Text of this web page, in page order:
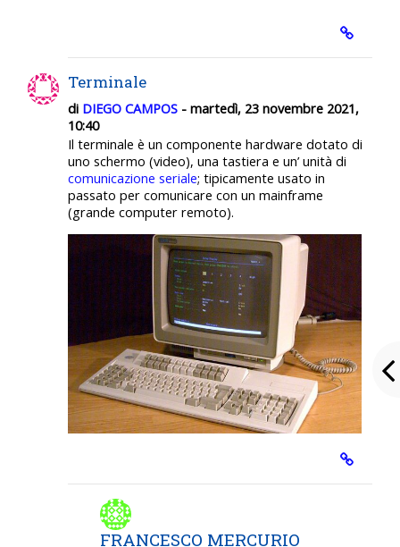
Terminale
di DIEGO CAMPOS - martedì, 23 novembre 2021,
10:40
Il terminale è un componente hardware dotato di
uno schermo (video), una tastiera e un’ unità di
comunicazione seriale; tipicamente usato in
passato per comunicare con un mainframe
(grande computer remoto).
FRANCESCO MERCURIO